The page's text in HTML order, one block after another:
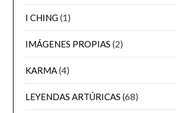
I CHING(1)
IMÁGENES PROPIAS (2)
KARMA(4)
LEYENDAS ARTÚRICAS (68)